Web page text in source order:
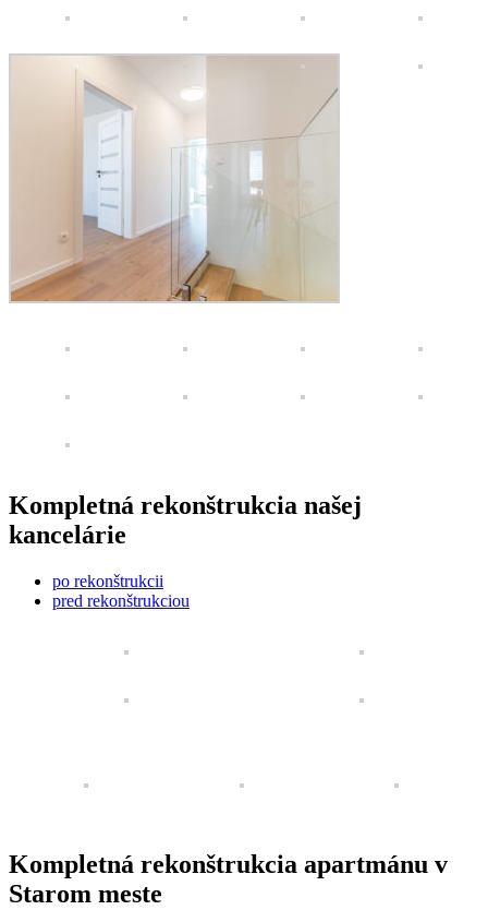
Kompletná rekonštrukcia našej
kancelárie
po rekonštrukcii
pred rekonštrukciou
Kompletná rekonštrukcia apartmánu v
Starom meste